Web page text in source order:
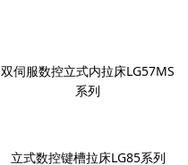
双伺服数控立式内拉床LG57MS
系列
立式数控键槽拉床LG85系列